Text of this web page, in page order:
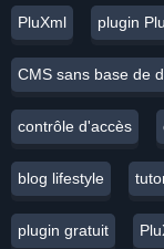
PluXml plugin
CMS sans base de
contrôle d'accès
blog lifestyle
plugin gratuit